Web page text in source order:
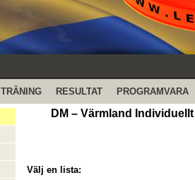
TRÄNING RESULTAT PROGRAMVARA
DM – Värmland
Välj en lista: